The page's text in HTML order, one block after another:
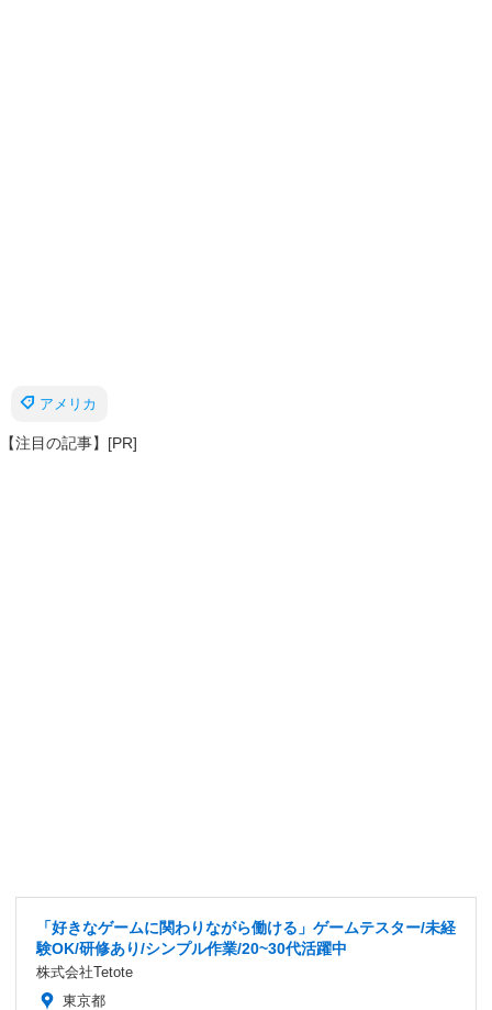
アメリカ
【注目の記事】[PR]
「好きなゲームに関わりながら働ける」ゲームテスター/未経
験OK/研修あり/シンプル作業/20~30代活躍中
株式会社Tetote
東京都